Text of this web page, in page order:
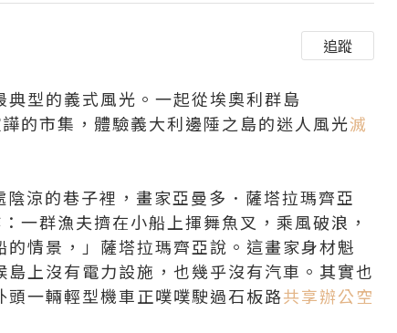
追蹤
型的義式風光。一起從埃奧利群島
的市集，體驗義大利邊陲之島的迷人風光滅
涼的巷子裡，畫家亞曼多．薩塔拉瑪齊亞
群漁夫擠在小船上揮舞魚叉，乘風破浪，
情景，」薩塔拉瑪齊亞說。這畫家身材魁
上沒有電力設施，也幾乎沒有汽車。其實也
一輛輕型機車正噗噗駛過石板路共享辦公空